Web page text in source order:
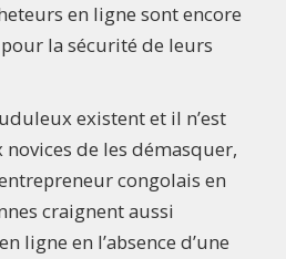
en ligne sont encore
la sécurité de leurs
existent et il n’est
de les démasquer,
congolais en
craignent aussi
ligne en l’absence d’une